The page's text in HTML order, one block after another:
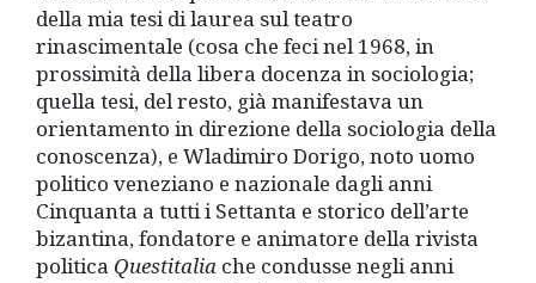
della mia tesi di laurea sul teatro
rinascimentale (cosa che feci nel 1968, in
prossimità della libera docenza in sociologia;
quella tesi, del resto, già manifestava un
orientamento in direzione della sociologia della
conoscenza), e Wladimiro Dorigo, noto uomo
politico veneziano e nazionale dagli anni
Cinquanta a tutti i Settanta e storico dell’arte
bizantina, fondatore e animatore della rivista
politica Questitalia che condusse negli anni